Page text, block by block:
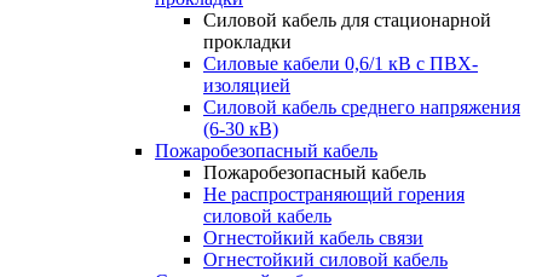
Силовой кабель для стационарной
прокладки
Силовые кабели 0,6/1 кВ с ПВХ-
изоляцией
Силовой кабель среднего напряжения
(6-30 кВ)
Пожаробезопасный кабель
Пожаробезопасный кабель
Не распространяющий горения
силовой кабель
Огнестойкий кабель связи
Огнестойкий силовой кабель